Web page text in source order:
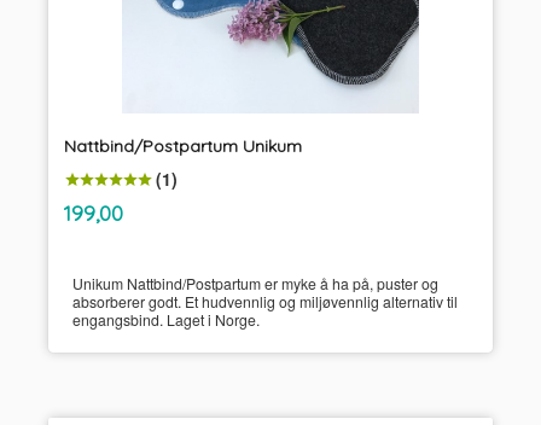
Nattbind/Postpartum Unikum
(1)
Pris
199,00mva.
Unikum Nattbind/Postpartum er myke å ha på, puster og
absorberer godt. Et hudvennlig og miljøvennlig alternativ til
engangsbind. Laget i Norge.